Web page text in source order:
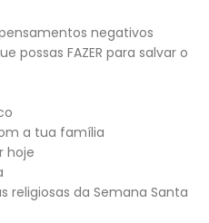
negativos
possas FAZER para salvar o
a tua família
hoje
religiosas da Semana Santa